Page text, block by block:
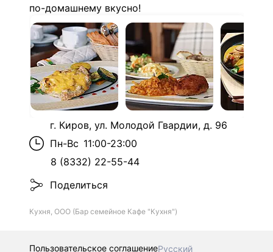
по-домашнему вкусно!
г. Киров, ул. Молодой Гвардии, д. 96
Пн-Вс 11:00-23:00
8 (8332) 22-55-44
Поделиться
Кухня, ООО (Бар семейное Кафе "Кухня")
Пользовательское соглашениеРусский